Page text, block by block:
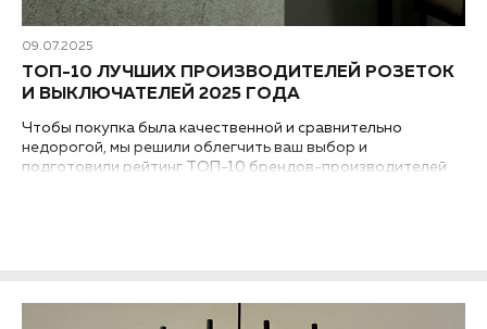
09.07.2025
ТОП-10 ЛУЧШИХ ПРОИЗВОДИТЕЛЕЙ РОЗЕТОК
И ВЫКЛЮЧАТЕЛЕЙ 2025 ГОДА
Чтобы покупка была качественной и сравнительно
недорогой, мы решили облегчить ваш выбор и
подготовили рейтинг ТОП-10 брендов-производителей